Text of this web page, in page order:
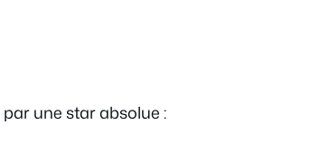
une star absolue :